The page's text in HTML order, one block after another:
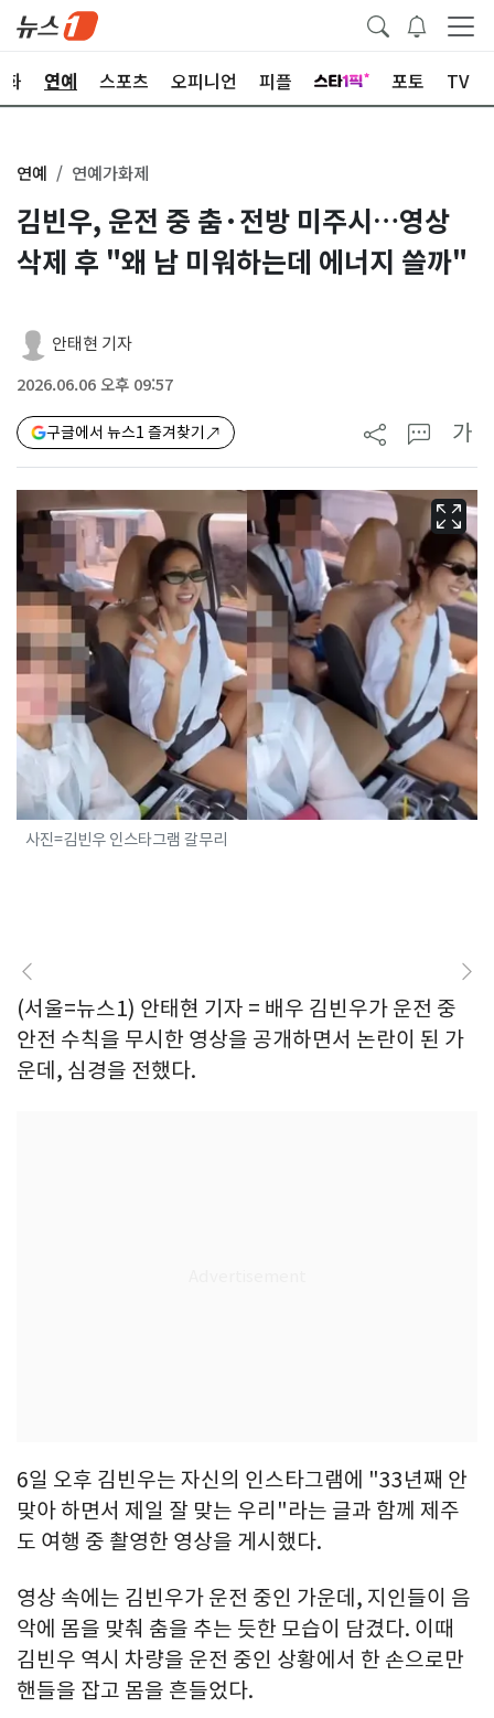
화 연예 스포츠 오피니언 피플 포토 TV
연예 연예가화제
김빈우, 운전 중 춤·전방 미주시…영상
삭제 후 "왜 남 미워하는데 에너지 쓸까"
안태현 기자
2026.06.06 오후 09:57
구글에서 뉴스1 즐겨찾기 가
사진=김빈우 인스타그램 갈무리
(서울=뉴스1) 안태현 기자 = 배우 김빈우가 운전 중
안전 수칙을 무시한 영상을 공개하면서 논란이 된 가
운데, 심경을 전했다.
6일 오후 김빈우는 자신의 인스타그램에 "33년째 안
맞아 하면서 제일 잘 맞는 우리"라는 글과 함께 제주
도 여행 중 촬영한 영상을 게시했다.
영상 속에는 김빈우가 운전 중인 가운데, 지인들이 음
악에 몸을 맞춰 춤을 추는 듯한 모습이 담겼다. 이때
김빈우 역시 차량을 운전 중인 상황에서 한 손으로만
핸들을 잡고 몸을 흔들었다.